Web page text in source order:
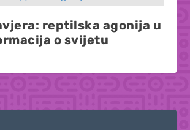
reptilska agonija u
o svijetu